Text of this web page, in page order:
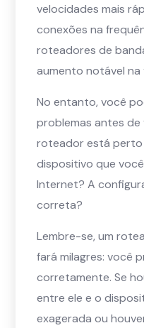
velocidades mais
conexões na
roteadores de
aumento notável na
No entanto, você
problemas antes de
roteador está
dispositivo que
Internet? A
correta?
Lembre-se, um
fará milagres: você
corretamente. Se
entre ele e o
exagerada ou